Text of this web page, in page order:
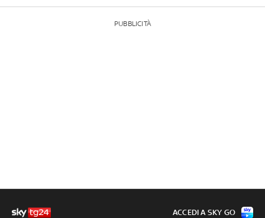
PUBBLICITÀ
ACCEDI A SKY GO